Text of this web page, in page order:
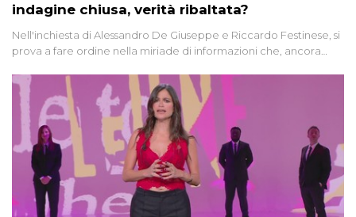
indagine chiusa, verità ribaltata?
Nell'inchiesta di Alessandro De Giuseppe e Riccardo Festinese, si
prova a fare ordine nella miriade di informazioni che, ancora
giudiziarie più discusse degli ultimi anni. Lo speciale ricostruisce la
vicenda mettendo in fila testimonianze, errori, dettagli
controversi e i protagonisti di un'indagine che sembra non avere
fine.